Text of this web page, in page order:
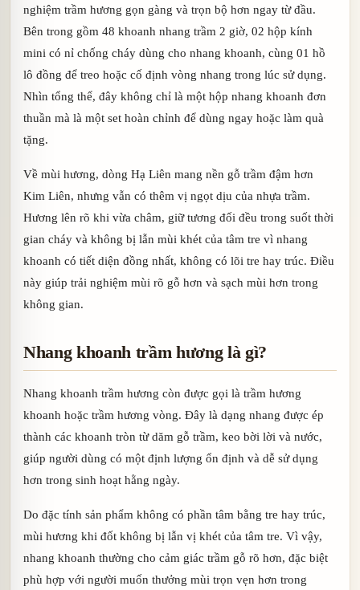
nghiệm trầm hương gọn gàng và trọn bộ hơn ngay từ đầu.
Bên trong gồm 48 khoanh nhang trầm 2 giờ, 02 hộp kính
mini có nỉ chống cháy dùng cho nhang khoanh, cùng 01 hồ
lô đồng để treo hoặc cố định vòng nhang trong lúc sử dụng.
Nhìn tổng thể, đây không chỉ là một hộp nhang khoanh đơn
thuần mà là một set hoàn chỉnh để dùng ngay hoặc làm quà
tặng.
Về mùi hương, dòng Hạ Liên mang nền gỗ trầm đậm hơn
Kim Liên, nhưng vẫn có thêm vị ngọt dịu của nhựa trầm.
Hương lên rõ khi vừa châm, giữ tương đối đều trong suốt thời
gian cháy và không bị lẫn mùi khét của tâm tre vì nhang
khoanh có tiết diện đồng nhất, không có lõi tre hay trúc. Điều
này giúp trải nghiệm mùi rõ gỗ hơn và sạch mùi hơn trong
không gian.
Nhang khoanh trầm hương là gì?
Nhang khoanh trầm hương còn được gọi là trầm hương
khoanh hoặc trầm hương vòng. Đây là dạng nhang được ép
thành các khoanh tròn từ dăm gỗ trầm, keo bời lời và nước,
giúp người dùng có một định lượng ổn định và dễ sử dụng
hơn trong sinh hoạt hằng ngày.
Do đặc tính sản phẩm không có phần tâm bằng tre hay trúc,
mùi hương khi đốt không bị lẫn vị khét của tâm tre. Vì vậy,
nhang khoanh thường cho cảm giác trầm gỗ rõ hơn, đặc biệt
phù hợp với người muốn thưởng mùi trọn vẹn hơn trong